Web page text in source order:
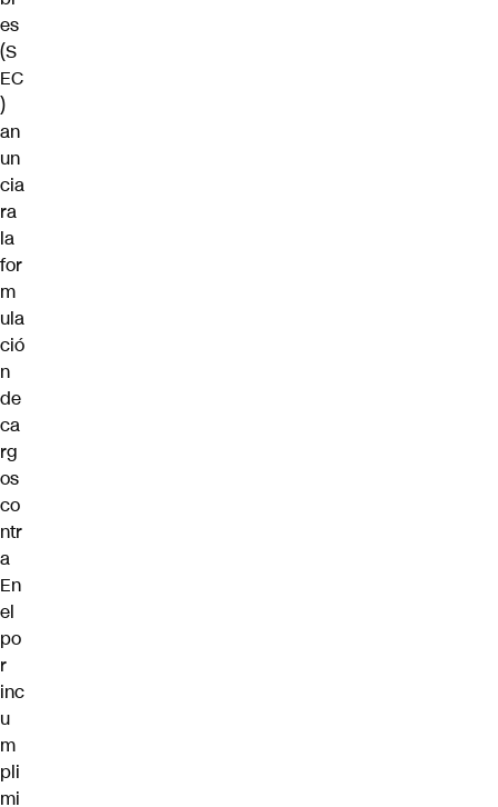
es
(S
EC
)
an
un
cia
ra
la
for
m
ula
ció
n
de
ca
rg
os
co
ntr
a
En
el
po
r
inc
u
m
pli
mi